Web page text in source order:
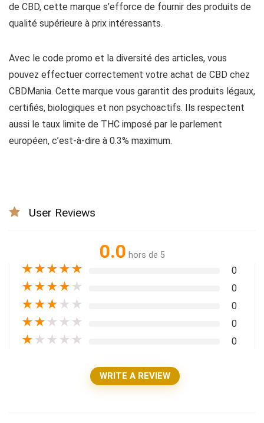
de CBD, cette marque s’efforce de fournir des produits de
qualité supérieure à prix intéressants.
Avec le code promo et la diversité des articles, vous
pouvez effectuer correctement votre achat de CBD chez
CBDMania. Cette marque vous garantit des produits légaux,
certifiés, biologiques et non psychoactifs. Ils respectent
aussi le taux limite de THC imposé par le parlement
européen, c’est-à-dire à 0.3% maximum.
User Reviews
0.0 hors de 5
★★★★★ 0
★★★★ ★ 0
★★★ ★ ★ 0
★★ ★ ★ ★ 0
★ ★ ★ ★ ★ 0
WRITE A REVIEW